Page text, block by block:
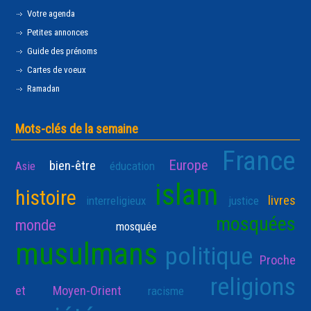
Votre agenda
Petites annonces
Guide des prénoms
Cartes de voeux
Ramadan
Mots-clés de la semaine
Asie bien-être éducation Europe France
histoire interreligieux islam justice livres
monde mosquée mosquées
musulmans politique Proche
et Moyen-Orient
racisme religions